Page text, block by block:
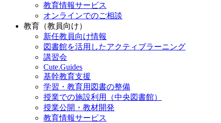
教育情報サービス
オンラインでのご相談
教育（教員向け）
新任教員向け情報
図書館を活用したアクティブラーニング
講習会
Cute.Guides
基幹教育支援
学習・教育用図書の整備
授業での施設利用（中央図書館）
授業公開・教材開発
教育情報サービス